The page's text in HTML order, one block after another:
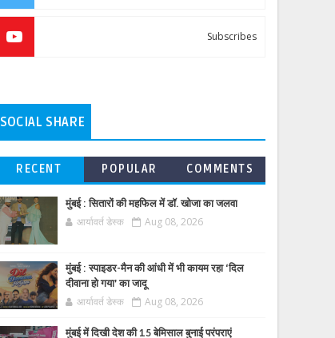
Subscribes
SOCIAL SHARE
RECENT POPULAR COMMENTS
मुंबई : सितारों की महफिल में डॉ. खोजा का जलवा
आर्यावर्त डेस्क Aug 08, 2026
मुंबई : स्पाइडर-मैन की आंधी में भी कायम रहा ‘दिल
दीवाना हो गया’ का जादू
आर्यावर्त डेस्क Aug 08, 2026
मुंबई में दिखी देश की 15 बेमिसाल बुनाई परंपराएं